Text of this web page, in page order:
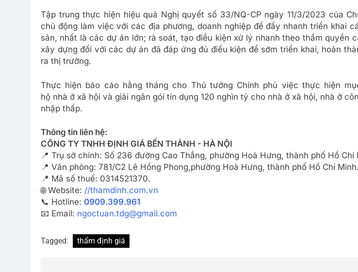
Tập trung thực hiện hiệu quả Nghị quyết số 33/NQ-CP ngày 11/3/2023 của
chủ động làm việc với các địa phương, doanh nghiệp để đẩy nhanh triển khai
sản, nhất là các dự án lớn; rà soát, tạo điều kiện xử lý nhanh theo thẩm quyền
xây dựng đối với các dự án đã đáp ứng đủ điều kiện để sớm triển khai, hoàn
ra thị trường.
Thực hiện báo cáo hằng tháng cho Thủ tướng Chính phủ việc thực hiện
hộ nhà ở xã hội và giải ngân gói tín dụng 120 nghìn tỷ cho nhà ở xã hội, nhà ở
nhập thấp.
Thông tin liên hệ:
CÔNG TY TNHH ĐỊNH GIÁ BẾN THÀNH - HÀ NỘI
📍 Trụ sở chính: Số 236 đường Cao Thắng, phường Hoà Hưng, thành phố Hồ Chí
📍 Văn phòng: 781/C2 Lê Hồng Phong,phường Hoà Hưng, thành phố Hồ Chí Minh.
📍 Mã số thuế: 0314521370.
🌐 Website: //thamdinh.com.vn
📞 Hotline: 0909.399.961
📧 Email: ngoctuan.tdg@gmail.com
Tagged: thẩm định giá